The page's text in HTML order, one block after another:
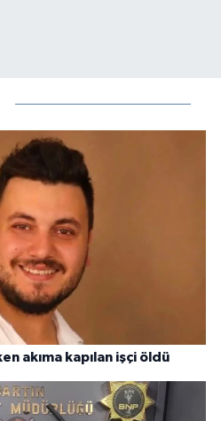
akıma kapılan işçi öldü